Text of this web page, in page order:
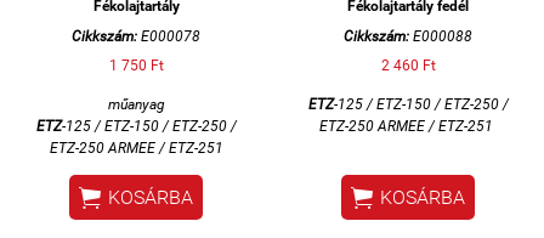
Fékolajtartály
Cikkszám: E000078
1 750 Ft
műanyag
ETZ-125 / ETZ-150 / ETZ-250 /
ETZ-250 ARMEE / ETZ-251
 KOSÁRBA
Fékolajtartály fedél
Cikkszám: E000088
2 460 Ft
ETZ-125 / ETZ-150 / ETZ-250 /
ETZ-250 ARMEE / ETZ-251
 KOSÁRBA